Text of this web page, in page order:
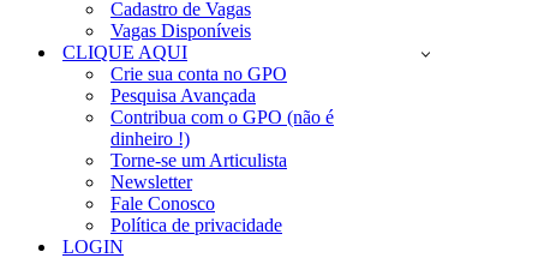
Cadastro de Vagas
Vagas Disponíveis
CLIQUE AQUI
Crie sua conta no GPO
Pesquisa Avançada
Contribua com o GPO (não é
dinheiro !)
Torne-se um Articulista
Newsletter
Fale Conosco
Política de privacidade
LOGIN